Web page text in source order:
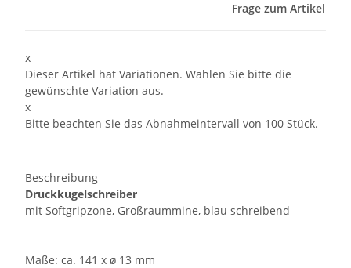
Frage zum Artikel
x
Dieser Artikel hat Variationen. Wählen Sie bitte die
gewünschte Variation aus.
x
Bitte beachten Sie das Abnahmeintervall von 100 Stück.
Beschreibung
Druckkugelschreiber
mit Softgripzone, Großraummine, blau schreibend
Maße: ca. 141 x ø 13 mm